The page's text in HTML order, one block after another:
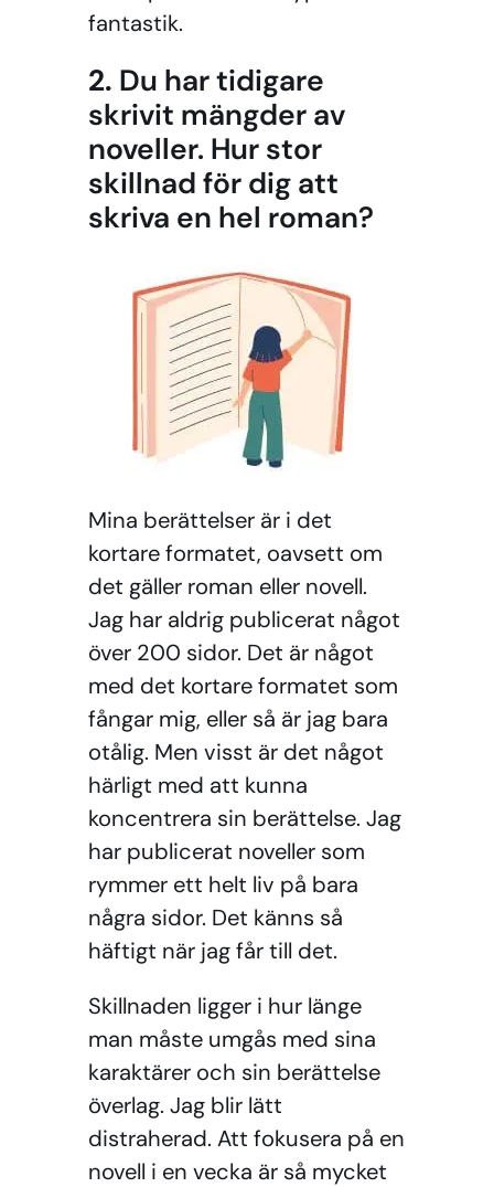
fantastik.
2. Du har tidigare
skrivit mängder av
noveller. Hur stor
skillnad för dig att
skriva en hel roman?
Mina berättelser är i det
kortare formatet, oavsett om
det gäller roman eller novell.
Jag har aldrig publicerat något
över 200 sidor. Det är något
med det kortare formatet som
fångar mig, eller så är jag bara
otålig. Men visst är det något
härligt med att kunna
koncentrera sin berättelse. Jag
har publicerat noveller som
rymmer ett helt liv på bara
några sidor. Det känns så
häftigt när jag får till det.
Skillnaden ligger i hur länge
man måste umgås med sina
karaktärer och sin berättelse
överlag. Jag blir lätt
distraherad. Att fokusera på en
novell i en vecka är så mycket